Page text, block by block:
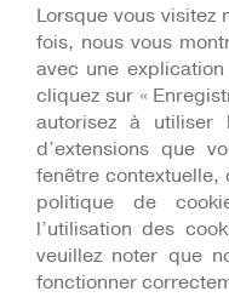
Lorsque vous
fois, nous vous
avec une
cliquez sur «
autorisez à utiliser
d’extensions que
fenêtre
politique de
l’utilisation des
veuillez noter que
fonctionner